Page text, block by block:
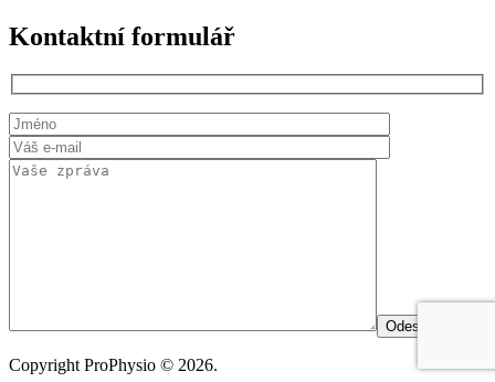
Kontaktní formulář
Copyright ProPhysio © 2026.